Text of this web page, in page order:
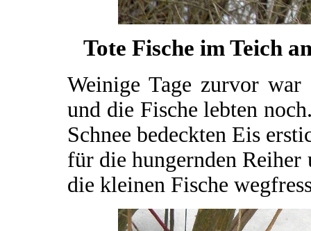
Tote Fische im Teich
Weinige Tage zurvor
und die Fische lebten
Schnee bedeckten Eis
für die hungernden
die kleinen Fische